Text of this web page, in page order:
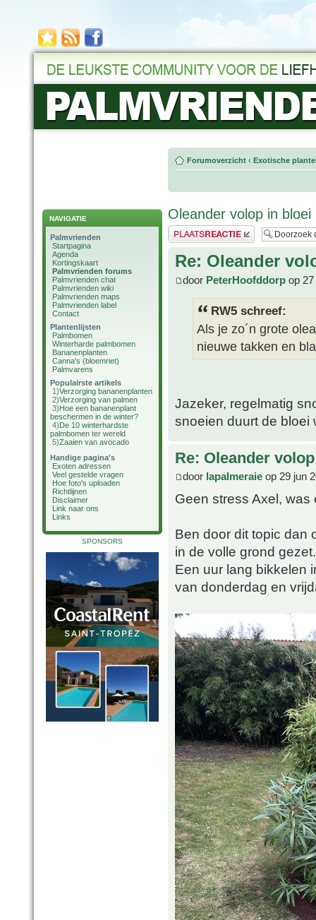
NAVIGATIE
Palmvrienden
Startpagina
Agenda
Kortingskaart
Palmvrienden forums
Palmvrienden chat
Palmvrienden wiki
Palmvrienden maps
Palmvrienden label
Contact
Plantenlijsten
Palmbomen
Winterharde palmbomen
Bananenplanten
Canna's (bloemriet)
Palmvarens
Populairste artikels
1)Verzorging bananenplanten
2)Verzorging van palmen
3)Hoe een bananenplant
beschermen in de winter?
4)De 10 winterhardste
palmbomen ter wereld
5)Zaaien van avocado
Handige pagina's
Exoten adressen
Veel gestelde vragen
Hoe foto's uploaden
Richtlijnen
Disclaimer
Link naar ons
Links
SPONSORS
Forumoverzicht ‹ Exotische
Oleander volop in bloei
Plaats een reactie
Re: Oleander
door PeterHoofddorp op
RW5 schreef:
Als je zo´n grote
nieuwe takken en
Jazeker, regelmatig
snoeien duurt de bloei
Re: Oleander
door lapalmeraie op 29 jun
Geen stress Axel,
Ben door dit topic dan
in de volle grond gezet.
Een uur lang bikkelen
van donderdag en